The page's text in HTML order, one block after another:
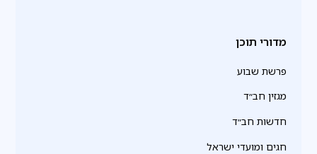
מדורי תוכן
פרשת שבוע
מגזין חב״ד
חדשות חב״ד
חגים ומועדי ישראל